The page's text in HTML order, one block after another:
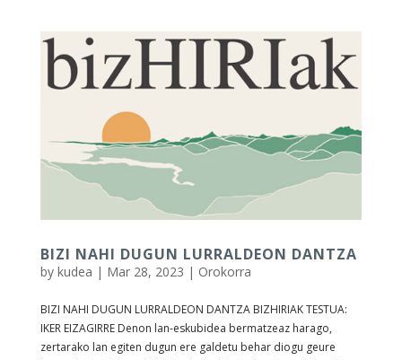
BIZI NAHI DUGUN LURRALDEON DANTZA
by kudea | Mar 28, 2023 | Orokorra
BIZI NAHI DUGUN LURRALDEON DANTZA BIZHIRIAK TESTUA:
IKER EIZAGIRRE Denon lan-eskubidea bermatzeaz harago,
zertarako lan egiten dugun ere galdetu behar diogu geure